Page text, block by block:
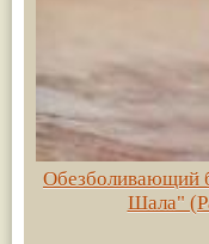
Обезболивающий
Шала"